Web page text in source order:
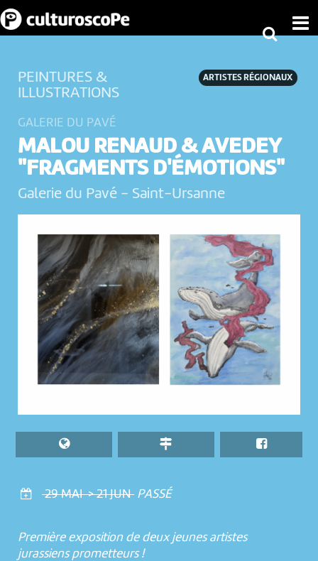
29 MAI > 21 JUN PASSÉ
ARTISTES RÉGIONAUX
PEINTURES &
ILLUSTRATIONS
GALERIE DU PAVÉ
MALOU RENAUD & AVEDEY
"FRAGMENTS D'ÉMOTIONS"
Galerie du Pavé - Saint-Ursanne
Première exposition de deux jeunes artistes
jurassiens prometteurs !